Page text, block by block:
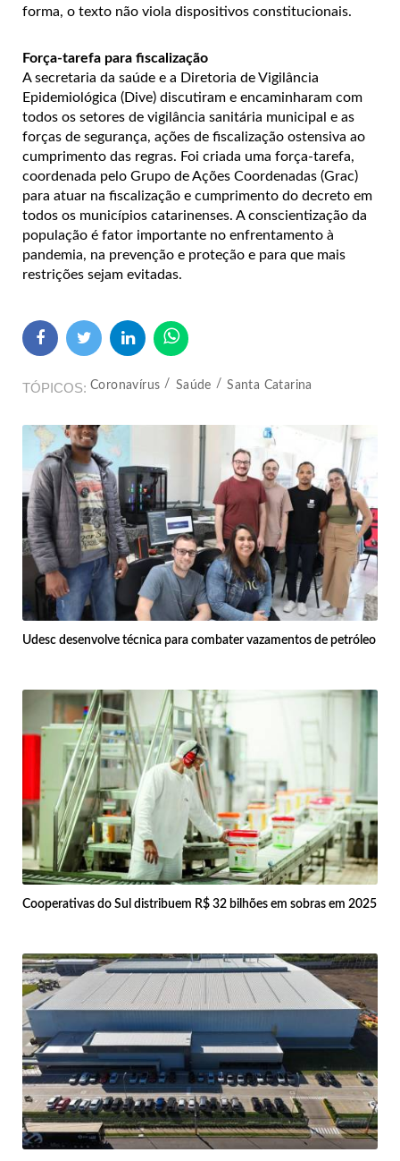
forma, o texto não viola dispositivos constitucionais.
Força-tarefa para fiscalização
A secretaria da saúde e a Diretoria de Vigilância
Epidemiológica (Dive) discutiram e encaminharam com
todos os setores de vigilância sanitária municipal e as
forças de segurança, ações de fiscalização ostensiva ao
cumprimento das regras. Foi criada uma força-tarefa,
coordenada pelo Grupo de Ações Coordenadas (Grac)
para atuar na fiscalização e cumprimento do decreto em
todos os municípios catarinenses. A conscientização da
população é fator importante no enfrentamento à
pandemia, na prevenção e proteção e para que mais
restrições sejam evitadas.
TÓPICOS Coronavírus Saúde Santa Catarina
Udesc desenvolve técnica para combater vazamentos de petróleo
Cooperativas do Sul distribuem R$ 32 bilhões em sobras em 2025